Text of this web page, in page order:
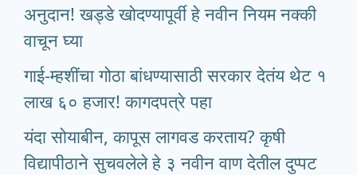
अनुदान! खड्डे खोदण्यापूर्वी हे नवीन नियम नक्की
वाचून घ्या
गाई-म्हशींचा गोठा बांधण्यासाठी सरकार देतंय थेट १
लाख ६० हजार! कागदपत्रे पहा
यंदा सोयाबीन, कापूस लागवड करताय? कृषी
विद्यापीठाने सुचवलेले हे ३ नवीन वाण देतील दुप्पट